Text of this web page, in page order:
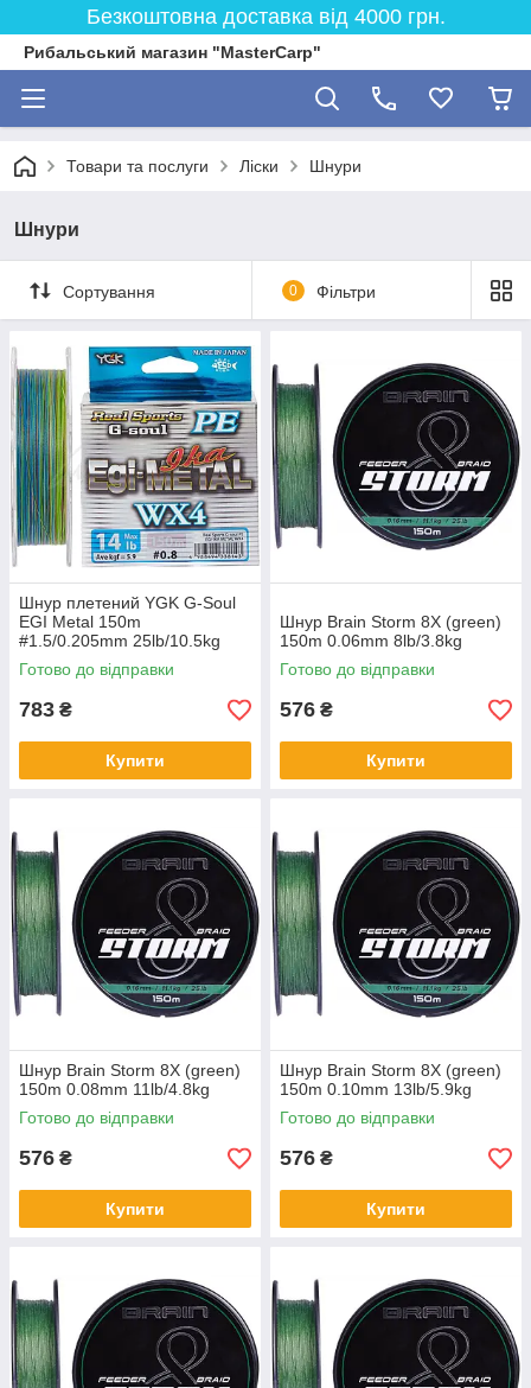
Безкоштовна доставка від 4000 грн.
Рибальський магазин "MasterCarp"
Товари та послуги Ліски Шнури
Шнури
Сортування 0 Фільтри
Шнур плетений YGK G-Soul
EGI Metal 150m
#1.5/0.205mm 25lb/10.5kg
(Японія)
Готово до відправки
783 ₴
Купити
Шнур Brain Storm 8X (green)
150m 0.06mm 8lb/3.8kg
Готово до відправки
576 ₴
Купити
Шнур Brain Storm 8X (green)
150m 0.08mm 11lb/4.8kg
Готово до відправки
576 ₴
Купити
Шнур Brain Storm 8X (green)
150m 0.10mm 13lb/5.9kg
Готово до відправки
576 ₴
Купити